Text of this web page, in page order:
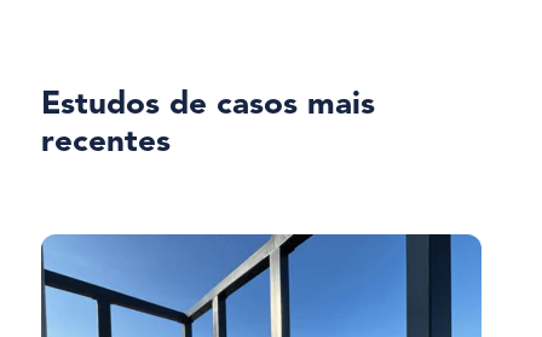
Estudos de casos mais
recentes